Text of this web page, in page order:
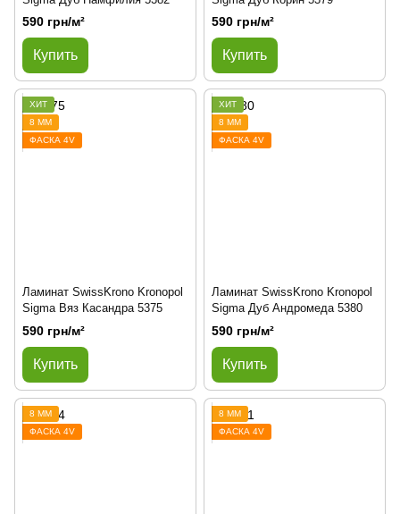
590 грн/м²
Купить
590 грн/м²
Купить
ХИТ
8 ММ
ФАСКА 4V
Ламинат SwissKrono Kronopol
Sigma Вяз Касандра 5375
590 грн/м²
Купить
ХИТ
8 ММ
ФАСКА 4V
Ламинат SwissKrono Kronopol
Sigma Дуб Андромеда 5380
590 грн/м²
Купить
8 ММ
ФАСКА 4V
8 ММ
ФАСКА 4V